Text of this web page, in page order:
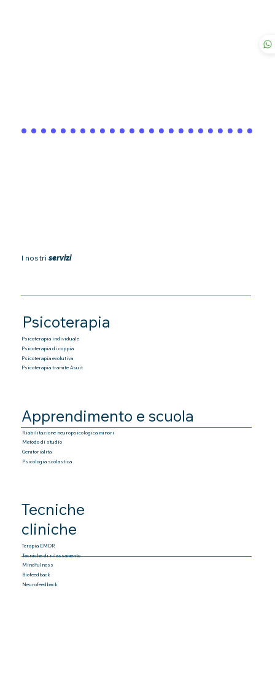
I nostriservizi
Psicoterapia
Psicoterapia individuale
Psicoterapia di coppia
Psicoterapia evolutiva
Psicoterapia tramite Asuit
Apprendimento e scuola
Riabilitazione neuropsicologica minori
Metodo di studio
Genitorialità
Psicologia scolastica
Tecniche
cliniche
Terapia EMDR
Tecniche di rilassamento
Mindfulness
Biofeedback
Neurofeedback